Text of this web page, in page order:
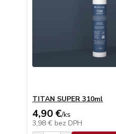
TITAN SUPER 310ml
4,90 €/ks
3,98 € bez DPH